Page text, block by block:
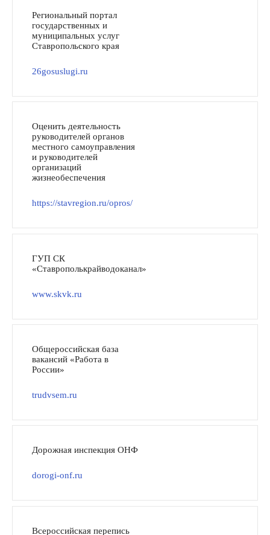
Региональный портал
государственных и
муниципальных услуг
Ставропольского края
26gosuslugi.ru
Оценить деятельность
руководителей органов
местного самоуправления
и руководителей
организаций
жизнеобеспечения
https://stavregion.ru/opros/
ГУП СК
«Ставрополькрайводоканал»
www.skvk.ru
Общероссийская база
вакансий «Работа в
России»
trudvsem.ru
Дорожная инспекция ОНФ
dorogi-onf.ru
Всероссийская перепись